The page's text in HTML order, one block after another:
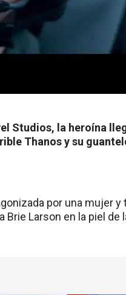
Studios, la heroína
Thanos y su
por una mujer
Brie Larson en la piel de